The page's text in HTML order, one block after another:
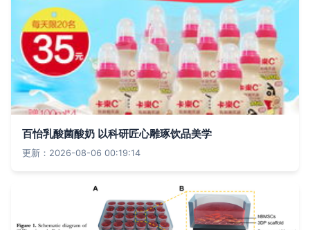
百怡乳酸菌酸奶 以科研匠心雕琢饮品美学
更新：2026-08-06 00:19:14